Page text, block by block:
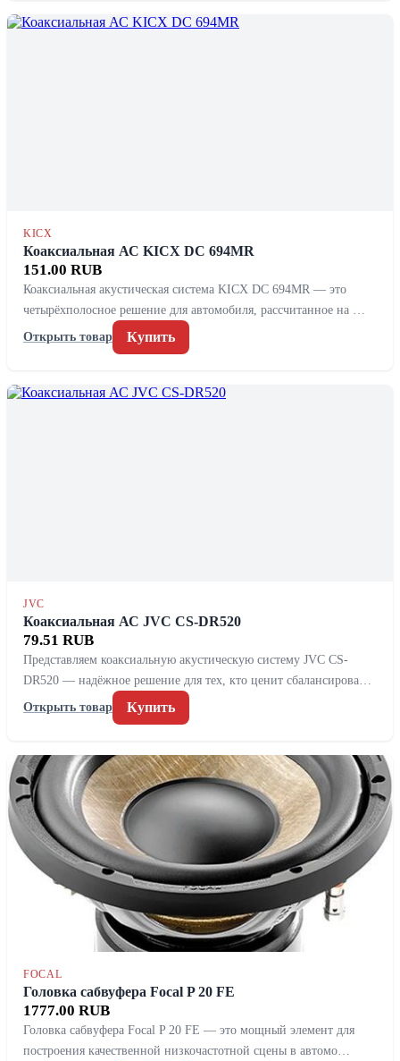
KICX
Коаксиальная АС KICX DC 694MR
151.00 RUB
Коаксиальная акустическая система KICX DC 694MR — это
четырёхполосное решение для автомобиля, рассчитанное на …
Открыть товар
Купить
JVC
Коаксиальная АС JVC CS-DR520
79.51 RUB
Представляем коаксиальную акустическую систему JVC CS-
DR520 — надёжное решение для тех, кто ценит сбалансирова…
Открыть товар
Купить
FOCAL
Головка сабвуфера Focal P 20 FE
1777.00 RUB
Головка сабвуфера Focal P 20 FE — это мощный элемент для
построения качественной низкочастотной сцены в автомо…